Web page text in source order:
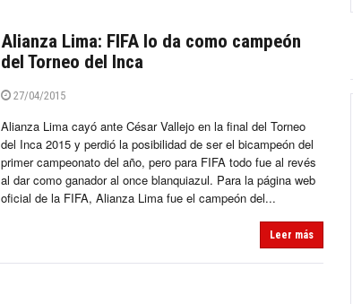
Alianza Lima: FIFA lo da como campeón
del Torneo del Inca
27/04/2015
Alianza Lima cayó ante César Vallejo en la final del Torneo
del Inca 2015 y perdió la posibilidad de ser el bicampeón del
primer campeonato del año, pero para FIFA todo fue al revés
al dar como ganador al once blanquiazul. Para la página web
oficial de la FIFA, Alianza Lima fue el campeón del...
Leer más